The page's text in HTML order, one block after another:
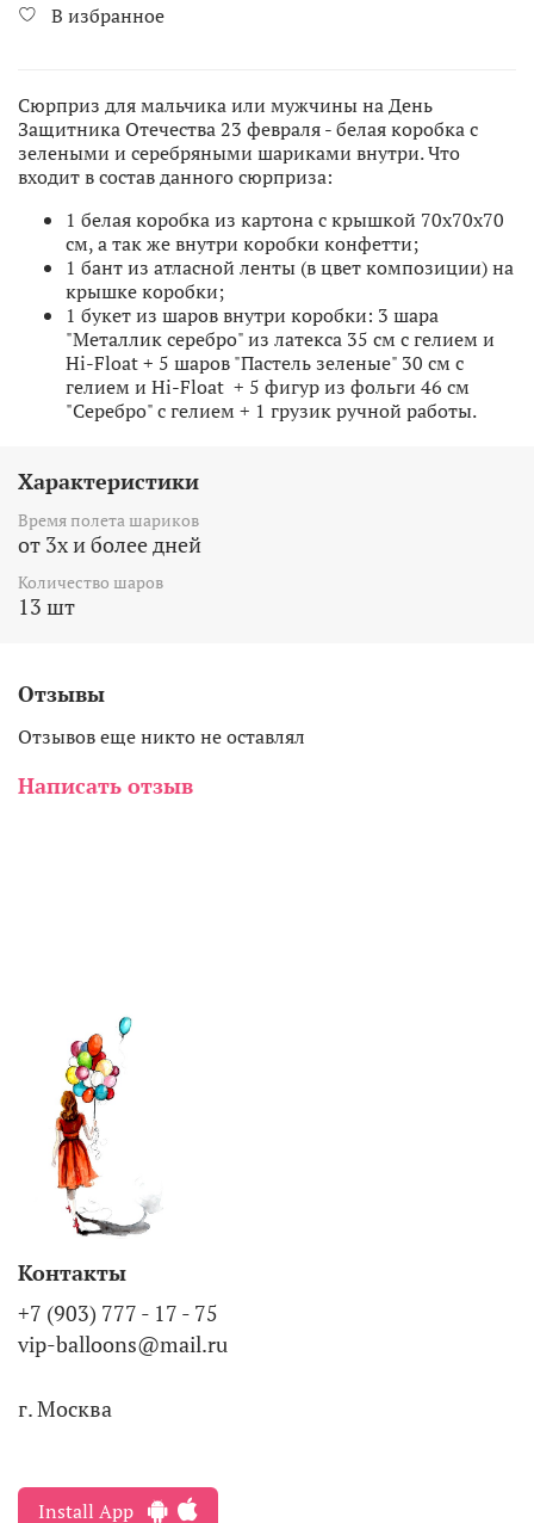
В избранное
Сюрприз для мальчика или мужчины на День
Защитника Отечества 23 февраля - белая коробка с
зелеными и серебряными шариками внутри. Что
входит в состав данного сюрприза:
1 белая коробка из картона с крышкой 70х70х70
см, а так же внутри коробки конфетти;
1 бант из атласной ленты (в цвет композиции) на
крышке коробки;
1 букет из шаров внутри коробки: 3 шара
"Металлик серебро" из латекса 35 см с гелием и
Hi-Float + 5 шаров "Пастель зеленые" 30 см с
гелием и Hi-Float + 5 фигур из фольги 46 см
"Серебро" с гелием + 1 грузик ручной работы.
Характеристики
Время полета шариков
от 3х и более дней
Количество шаров
13 шт
Отзывы
Отзывов еще никто не оставлял
Написать отзыв
Контакты
+7 (903) 777 - 17 - 75
vip-balloons@mail.ru
г. Москва
Install App